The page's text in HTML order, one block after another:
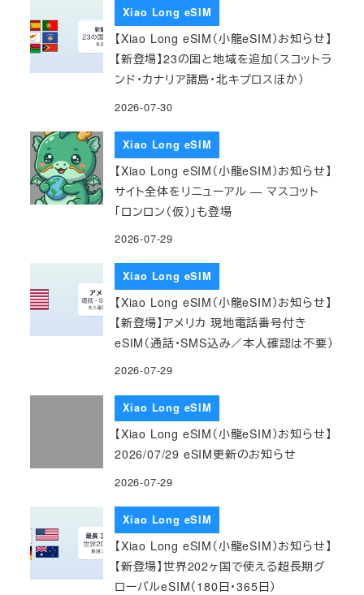
Xiao Long eSIM
【Xiao Long eSIM（小龍eSIM）お知らせ】
【新登場】23の国と地域を追加（スコットラ
ンド・カナリア諸島・北キプロスほか）
2026-07-30
Xiao Long eSIM
【Xiao Long eSIM（小龍eSIM）お知らせ】
サイト全体をリニューアル — マスコット
「ロンロン（仮）」も登場
2026-07-29
Xiao Long eSIM
【Xiao Long eSIM（小龍eSIM）お知らせ】
【新登場】アメリカ 現地電話番号付き
eSIM（通話・SMS込み／本人確認は不要）
2026-07-29
Xiao Long eSIM
【Xiao Long eSIM（小龍eSIM）お知らせ】
2026/07/29 eSIM更新のお知らせ
2026-07-29
Xiao Long eSIM
【Xiao Long eSIM（小龍eSIM）お知らせ】
【新登場】世界202ヶ国で使える超長期グ
ローバルeSIM（180日・365日）